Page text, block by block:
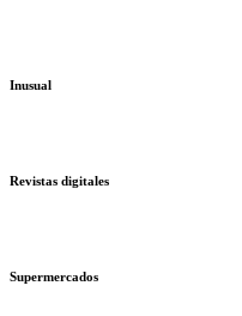
Inusual
Revistas digitales
Supermercados